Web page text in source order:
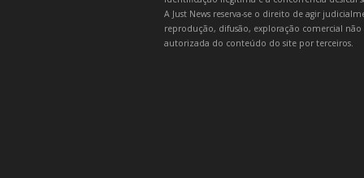
A Just News reserva-se o direito de agir
reprodução, difusão, exploração comercial
autorizada do conteúdo do site por terceiros.